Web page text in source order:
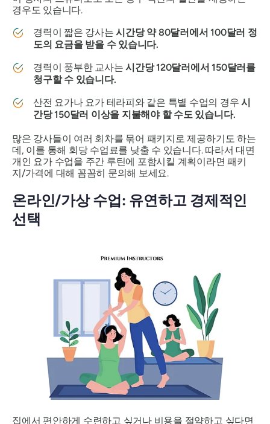
경우도 있습니다.
경력이 짧은 강사는시간당 약 80달러에서 100달러 정
도의 요금을 받을 수 있습니다.
경력이 풍부한 교사는시간당 120달러에서 150달러를
청구할 수 있습니다.
산전 요가나 요가 테라피와 같은 특별 수업의 경우시
간당 150달러 이상을 지불해야 할 수도 있습니다.
많은 강사들이 여러 회차를 묶어 패키지로 제공하기도 하는
데, 이를 통해 회당 수업료를 낮출 수 있습니다. 따라서 대면
개인 요가 수업을 주간 루틴에 포함시킬 계획이라면 패키
지/가격에 대해 꼼꼼히 문의해 보세요.
온라인/가상 수업: 유연하고 경제적인
선택
집에서 편안하게 수련하고 싶거나 비용을 절약하고 싶다면